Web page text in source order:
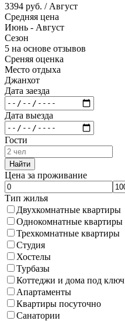
3394 руб. / Август
Средняя цена
Июнь - Август
Сезон
5 на основе отзывов
Среняя оценка
Место отдыха
Джанхот
Дата заезда
Дата выезда
Гости
Найти
Цена за проживание
Тип жилья
Двухкомнатные квартиры
Однокомнатные квартиры
Трехкомнатные квартиры
Студия
Хостелы
Турбазы
Коттеджи и дома под ключ
Апартаменты
Квартиры посуточно
Санатории